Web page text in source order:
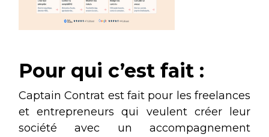
Pour qui c’est fait :
Captain Contrat est fait pour les freelances
et entrepreneurs qui veulent créer leur
société avec un accompagnement